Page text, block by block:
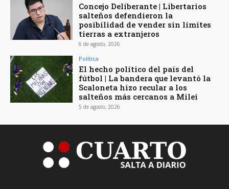
Concejo Deliberante | Libertarios
salteños defendieron la
posibilidad de vender sin límites
tierras a extranjeros
6 de agosto, 2026
Política
El hecho político del país del
fútbol | La bandera que levantó la
Scaloneta hizo recular a los
salteños más cercanos a Milei
5 de agosto, 2026